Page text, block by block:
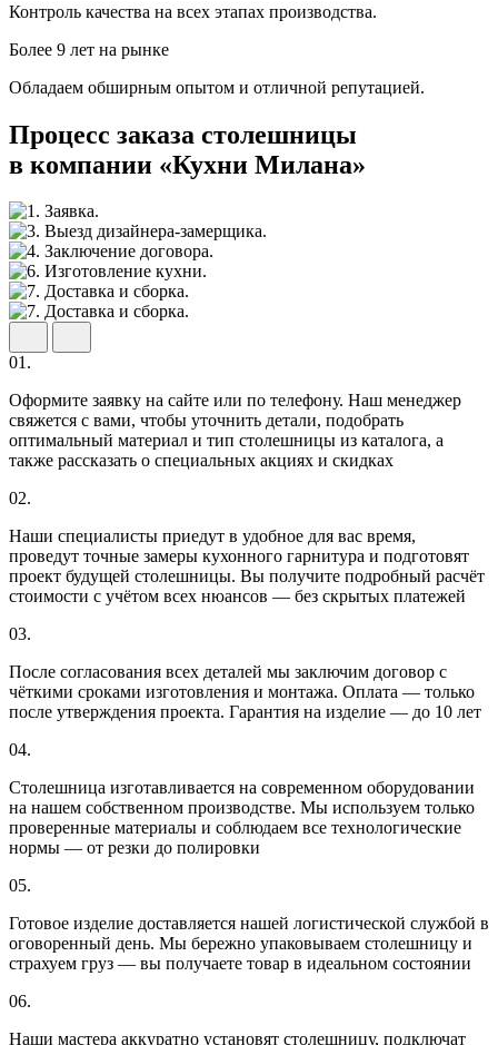
Контроль качества на всех этапах производства.
Более 9 лет на рынке
Обладаем обширным опытом и отличной репутацией.
Процесс заказа столешницы
в компании «Кухни Милана»
01.
Оформите заявку на сайте или по телефону. Наш менеджер
свяжется с вами, чтобы уточнить детали, подобрать
оптимальный материал и тип столешницы из каталога, а
также рассказать о специальных акциях и скидках
02.
Наши специалисты приедут в удобное для вас время,
проведут точные замеры кухонного гарнитура и подготовят
проект будущей столешницы. Вы получите подробный расчёт
стоимости с учётом всех нюансов — без скрытых платежей
03.
После согласования всех деталей мы заключим договор с
чёткими сроками изготовления и монтажа. Оплата — только
после утверждения проекта. Гарантия на изделие — до 10 лет
04.
Столешница изготавливается на современном оборудовании
на нашем собственном производстве. Мы используем только
проверенные материалы и соблюдаем все технологические
нормы — от резки до полировки
05.
Готовое изделие доставляется нашей логистической службой в
оговоренный день. Мы бережно упаковываем столешницу и
страхуем груз — вы получаете товар в идеальном состоянии
06.
Наши мастера аккуратно установят столешницу, подключат